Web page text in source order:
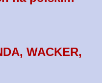
WACKER,